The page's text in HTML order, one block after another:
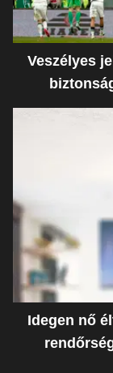
Veszélyes
Idegen nő